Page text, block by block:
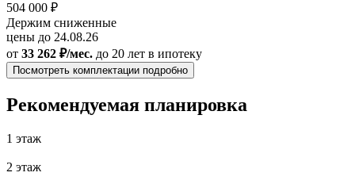
504 000 ₽
Держим сниженные
цены до 24.08.26
от 33 262 ₽/мес. до 20 лет в ипотеку
Посмотреть комплектации подробно
Рекомендуемая планировка
1 этаж
2 этаж